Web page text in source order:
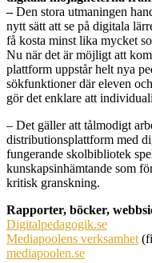
–Den stora utmaningen
nytt sätt att se på digitala
få kosta minst lika mycket
Nu när det är möjligt att
plattform uppstår helt nya
sökfunktioner där eleven
gör det enklare att
– Det gäller att tålmodigt
distributionsplattform med
fungerande skolbibliotek
kunskapsinhämtande som
kritisk granskning.
Rapporter, böcker,
Digitalpedagogik.se
Mediapoolens verksamhet
mediapoolen.se